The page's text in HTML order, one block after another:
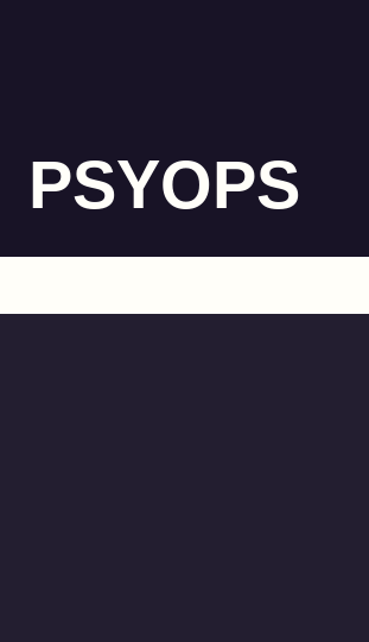
PSYOPS